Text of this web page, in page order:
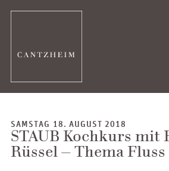
SAMSTAG 18. AUGUST 2018
STAUB Kochkurs mit
Rüssel – Thema